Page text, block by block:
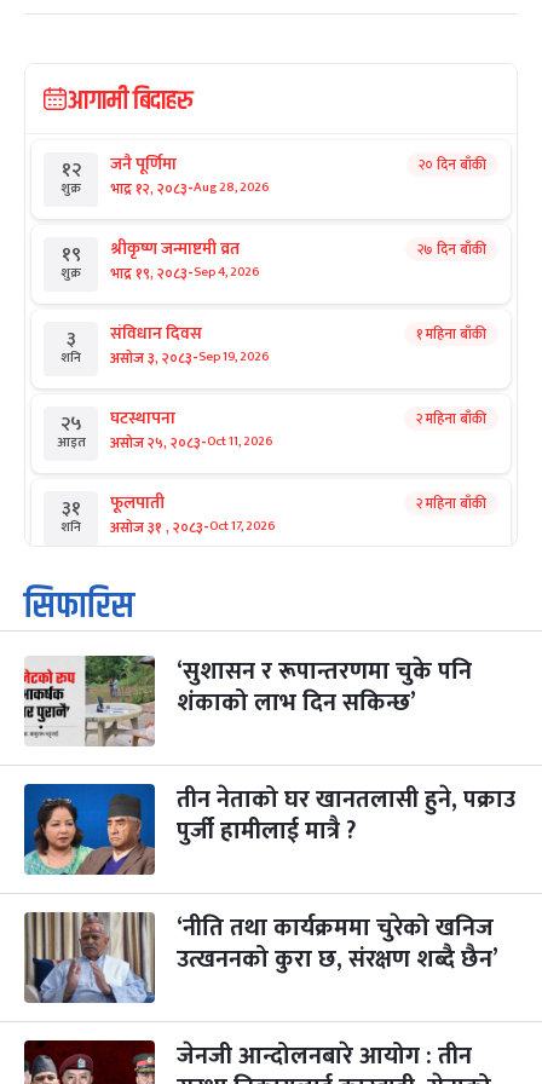
आगामी बिदाहरु
१२
शुक्र
जनै पूर्णिमा
भाद्र १२, २०८३-Aug 28, 2026
२० दिन बाँकी
१९
शुक्र
श्रीकृष्ण जन्माष्टमी व्रत
भाद्र १९, २०८३-Sep 4, 2026
२७ दिन बाँकी
३
शनि
संविधान दिवस
असोज ३, २०८३-Sep 19, 2026
१ महिना बाँकी
२५
आइत
घटस्थापना
असोज २५, २०८३-Oct 11, 2026
२ महिना बाँकी
३१
शनि
फूलपाती
असोज ३१ , २०८३-Oct 17, 2026
२ महिना बाँकी
१
आइत
कार्तिक सङ्क्रान्ति
कार्तिक १, २०८३
३
मंगल
महानवमी
कार्तिक ३, २०८३-Oct 20, 2026
२ महिना बाँकी
४
बुध कार्तिक ४, २०८३ Oct 21, 2026
५
बिहि
पापा‌ङ्कुशा एकादशी व्रत
कार्तिक ५, २०८३
२२
आइत
कुकुर तिहार
कार्तिक २२, २०८३-Nov 8, 2026
३ महिना बाँकी
२३
सोम
गाई पूजा
कार्तिक २३, २०८३
सिफारिस
‘सुशासन र रूपान्तरणमा चुके पनि
शंकाको लाभ दिन सकिन्छ’
तीन नेताको घर खानतलासी हुने, पक्राउ
पुर्जी हामीलाई मात्रै ?
‘नीति तथा कार्यक्रममा चुरेको खनिज
उत्खननको कुरा छ, संरक्षण शब्दै छैन’
जेनजी आन्दोलनबारे आयोग : तीन